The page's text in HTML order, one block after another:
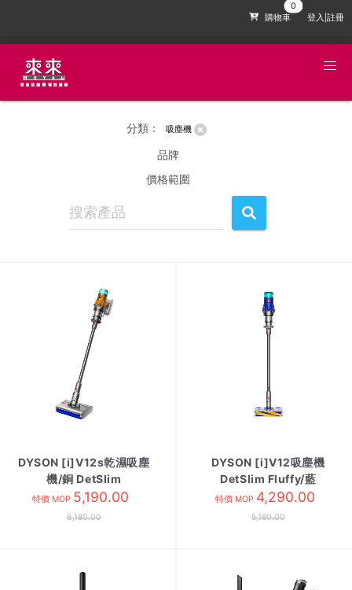
購物車 登入|註冊
分類： 吸塵機
品牌
價格範圍
DYSON [i]V12s乾濕吸塵
機/銅 DetSlim
Submarine
特價 MOP 5,190.00
6,180.00
DYSON [i]V12吸塵機
DetSlim Fluffy/藍
特價 MOP 4,290.00
5,180.00